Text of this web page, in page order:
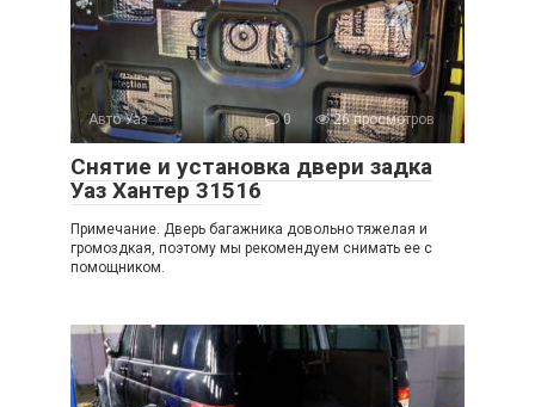
Авто Уаз 0 26 просмотров
Снятие и установка двери задка
Уаз Хантер 31516
Примечание. Дверь багажника довольно тяжелая и
громоздкая, поэтому мы рекомендуем снимать ее с
помощником.